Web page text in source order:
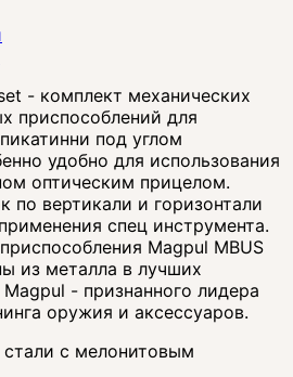
- комплект механических
приспособлений для
под углом
удобно для использования
оптическим прицелом.
по вертикали и горизонтали
спец инструмента.
Magpul MBUS
из металла в лучших
- признанного лидера
оружия и аксессуаров.
стали с мелонитовым